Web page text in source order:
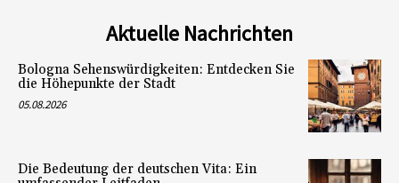
Aktuelle Nachrichten
Bologna Sehenswürdigkeiten: Entdecken Sie
die Höhepunkte der Stadt
05.08.2026
Die Bedeutung der deutschen Vita: Ein